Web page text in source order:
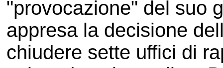
"provocazione" del suo
appresa la decisione
chiudere sette uffici di